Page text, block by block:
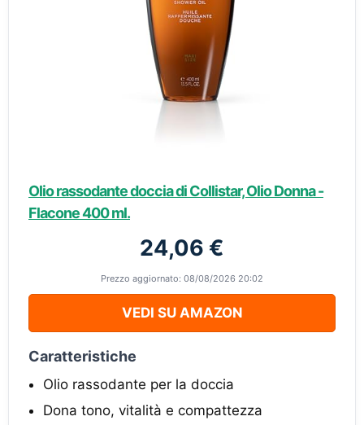
Olio rassodante doccia di Collistar, Olio Donna -
Flacone 400 ml.
24,06 €
Prezzo aggiornato: 08/08/2026 20:02
VEDI SU AMAZON
Caratteristiche
Olio rassodante per la doccia
Dona tono, vitalità e compattezza